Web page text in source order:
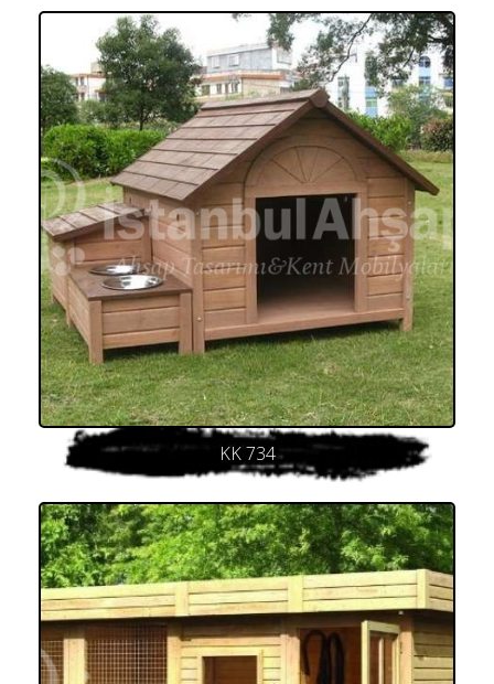
KK 734